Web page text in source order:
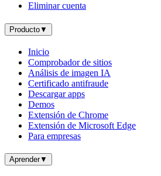
Eliminar cuenta
Producto▼
Inicio
Comprobador de sitios
Análisis de imagen IA
Certificado antifraude
Descargar apps
Demos
Extensión de Chrome
Extensión de Microsoft Edge
Para empresas
Aprender▼